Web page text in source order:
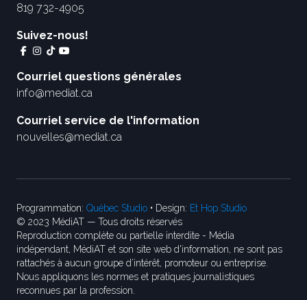
819 732-4905
Suivez-nous!
Courriel questions générales
info@mediat.ca
Courriel service de l'information
nouvelles@mediat.ca
Programmation: Québec Studio • Design: Et Hop Studio
© 2023 MédiAT — Tous droits réservés
Reproduction complète ou partielle interdite - Média
indépendant, MédiAT et son site web d'information, ne sont pas
rattachés à aucun groupe d’intérêt, promoteur ou entreprise.
Nous appliquons les normes et pratiques journalistiques
reconnues par la profession.